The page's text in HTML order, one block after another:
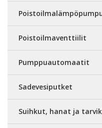
Poistoilmaventtiilit
Pumppuautomaatit
Sadevesiputket
Suihkut, hanat ja